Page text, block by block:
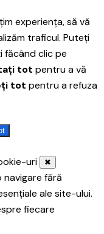
experiența, să vă
traficul. Puteți
făcând clic pe
tot pentru a vă
tot pentru a refuza
uri
✖
fără
ale site-ului.
fiecare